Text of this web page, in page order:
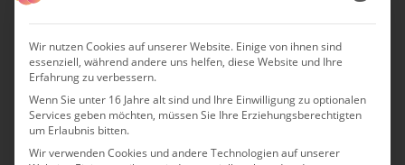
Wir nutzen Cookies auf unserer Website. Einige von ihnen sind
essenziell, während andere uns helfen, diese Website und Ihre
Erfahrung zu verbessern.
Wenn Sie unter 16 Jahre alt sind und Ihre Einwilligung zu optionalen
Services geben möchten, müssen Sie Ihre Erziehungsberechtigten
um Erlaubnis bitten.
Wir verwenden Cookies und andere Technologien auf unserer